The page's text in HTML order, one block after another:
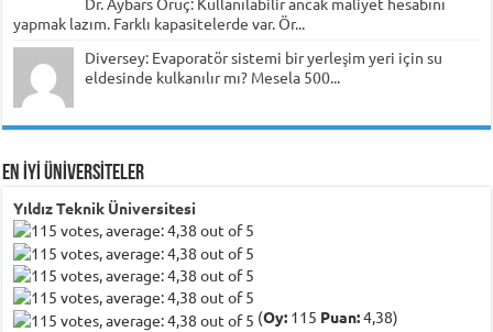
yapmak lazım. Farklı kapasitelerde var. Ör...
Diversey: Evaporatör sistemi bir yerleşim yeri için su
eldesinde kulkanılır mı? Mesela 500...
EN İYİ ÜNİVERSİTELER
Yıldız Teknik Üniversitesi
(Oy: 115 Puan:4,38)